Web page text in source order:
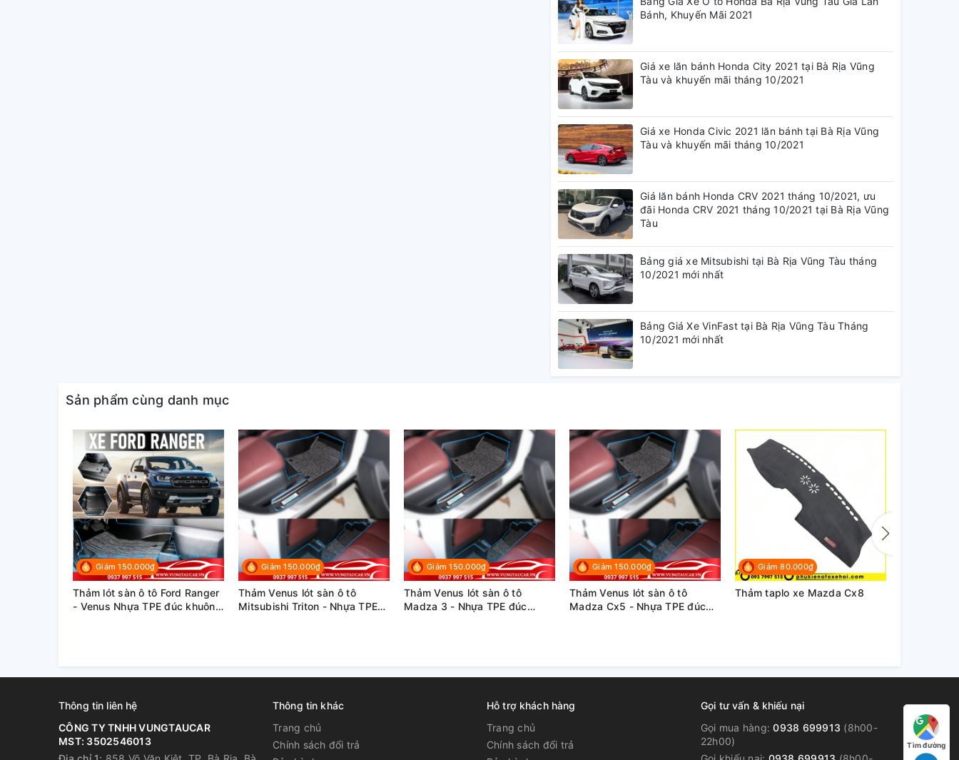
Bánh, Khuyến Mãi 2021
Giá xe lăn bánh Honda City 2021 tại Bà Rịa Vũng
Tàu và khuyến mãi tháng 10/2021
Giá xe Honda Civic 2021 lăn bánh tại Bà Rịa Vũng
Tàu và khuyến mãi tháng 10/2021
Giá lăn bánh Honda CRV 2021 tháng 10/2021, ưu
đãi Honda CRV 2021 tháng 10/2021 tại Bà Rịa Vũng
Tàu
Bảng giá xe Mitsubishi tại Bà Rịa Vũng Tàu tháng
10/2021 mới nhất
Bảng Giá Xe VinFast tại Bà Rịa Vũng Tàu Tháng
10/2021 mới nhất
Sản phẩm cùng danh mục
Giảm 150.000₫
Thảm lót sàn ô tô Ford Ranger
- Venus Nhựa TPE đúc khuôn
Giảm 150.000₫
Thảm Venus lót sàn ô tô
Mitsubishi Triton - Nhựa TPE
Giảm 150.000₫
Thảm Venus lót sàn ô tô
Madza 3 - Nhựa TPE đúc
Giảm 150.000₫
Thảm Venus lót sàn ô tô
Madza Cx5 - Nhựa TPE đúc
Giảm 80.000₫
Thảm taplo xe Mazda Cx8
Thông tin liên hệ
CÔNG TY TNHH VUNGTAUCAR
MST: 3502546013
Thông tin khác
Trang chủ
Chính sách đổi trả
Hỗ trợ khách hàng
Trang chủ
Chính sách đổi trả
Gọi tư vấn & khiếu nại
Gọi mua hàng:0938 699913 (8h00-
22h00)
Tìm đường